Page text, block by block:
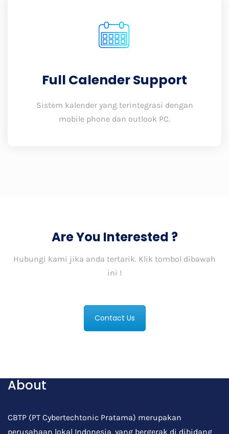
Full Calender Support
Sistem kalender yang terintegrasi dengan
mobile phone dan outlook PC.
Are You Interested ?
Hubungi kami jika anda tertarik. Klik tombol dibawah
ini !
Contact Us
About
CBTP (PT Cybertechtonic Pratama) merupakan
perusahaan lokal Indonesia, yang bergerak di dibidang